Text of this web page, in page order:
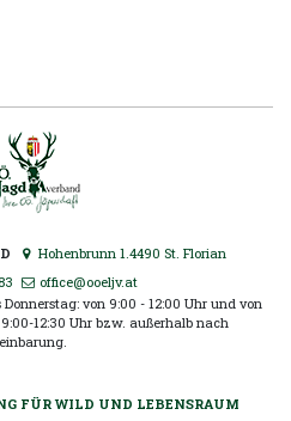
Hohenbrunn 1.4490 St. Florian
office@ooeljv.at
von 9:00 - 12:00 Uhr und von
12:30 Uhr bzw. außerhalb nach
FÜR WILD UND LEBENSRAUM